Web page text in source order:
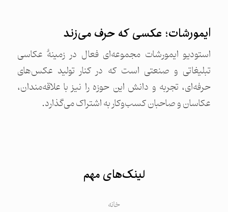
ایمورشات؛ عکسی که حرف می‌زند
استودیو ایمورشات مجموعه‌ای فعال در زمینهٔ عکاسی
تبلیغاتی و صنعتی است که در کنار تولید عکس‌های
حرفه‌ای، تجربه و دانش این حوزه را نیز با علاقه‌مندان،
عکاسان و صاحبان کسب‌و‌کار به اشتراک می‌گذارد.
لینک‌های مهم
خانه